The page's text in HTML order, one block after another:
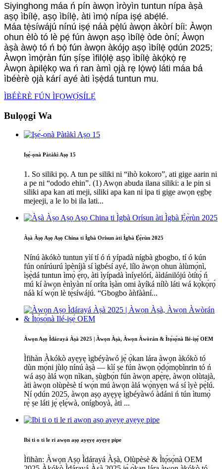
Siyinghong máa ń pín àwọn ìròyìn tuntun nípa àṣà
aṣọ ìbílẹ̀, aṣọ ìbílẹ̀, àti ìmọ̀ nípa iṣẹ́ abẹ́lé.
Máa tẹ̀síwájú nínú iṣẹ́ náà pẹ̀lú àwọn àkòrí bíi: Àwọn
ohun èlò tó lè pẹ́ fún àwọn aṣọ ìbílẹ̀ òde òní; Àwọn
àṣà àwọ̀ tó ń bọ̀ fún àwọn àkójọ aṣọ ìbílẹ̀ ọdún 2025;
Àwọn ìmọ̀ràn fún ṣíṣe ìfilọ́lẹ̀ aṣọ ìbílẹ̀ àkọ́kọ́ rẹ
Àwọn àpilẹ̀kọ wa ń ran àmì ọjà rẹ lọ́wọ́ láti máa bá
ìbéèrè ọjà kárí ayé àti ìṣẹ̀dá tuntun mu.
ÌBÉÈRÈ FÚN ÌFỌWỌ́SÍLẸ̀
Bulọọgi Wa
Iṣẹ́-ọnà Pàtàkì Aṣọ 15
1. So siliki pọ. A tun pe siliki ni “ihò kokoro”, ati gige aarin ni
a pe ni “ododo ehin”. (1) Awọn abuda ilana siliki: a le pin si
siliki apa kan ati meji, siliki apa kan ni ipa ti gige awọn ẹgbẹ
mejeeji, a le lo bi ila lati...
Àṣà Àṣọ Aṣọ Aṣọ China ti Ìgbà Orísun àti Ìgbà Ẹ̀ẹ̀rùn 2025
Nínú àkókò tuntun yìí tí ó ń yípadà nígbà gbogbo, tí ó kún
fún onírúurú ìpèníjà sí ìgbésí ayé, lílo àwọn ohun àlùmọ́nì,
ìṣẹ̀dá tuntun ìmọ̀ ẹ̀rọ, àti ìyípadà ìníyelórí, àìdánilójú òtítọ́ ń
mú kí àwọn ènìyàn ní oríta ìṣàn omi àyíká nílò láti wá kọ́kọ́rọ́
náà kí wọ́n lè tẹ̀síwájú. “Gbogbo àǹfààní...
Àwọn Aṣọ Ìdárayá Àṣà 2025 | Àwọn Àṣà, Àwọn Àwòrán & Ìtọ́sọ́nà Ilé-iṣẹ́ OEM
Ìfihàn Àkókò ayẹyẹ ìgbéyàwó jẹ́ ọ̀kan lára ​​àwọn àkókò tó
dùn mọ́ni jùlọ nínú àṣà — kìí ṣe fún àwọn ọ̀dọ́mọbìnrin tó ń
wá aṣọ àlá wọn nìkan, ṣùgbọ́n fún àwọn apẹ̀rẹ, àwọn olùtajà,
àti àwọn olùpèsè tí wọ́n mú àwọn àlá wọ̀nyẹn wá sí ìyè pẹ̀lú.
Ní ọdún 2025, àwọn aṣọ ayẹyẹ ìgbéyàwó àdáni ń tún ìtumọ̀
rẹ̀ ṣe láti jẹ́ ẹlẹ́wà, onígboyà, àti ...
Ibi ti o ti le ri awọn aṣọ ayẹyẹ ayẹyẹ pipe
Ìfihàn: Àwọn Aṣọ Ìdárayá Àṣà, Olùpèsè & Ìtọ́sọ́nà OEM